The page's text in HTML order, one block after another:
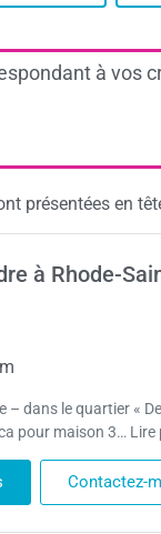
à vos
présentées en
à Rhode-
– dans le quartier «
pour maison 3… Lire
Contactez-